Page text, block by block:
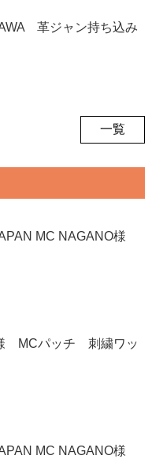
革ジャン持ち込み
一覧
MC NAGANO様
MCパッチ 刺繍ワッ
MC NAGANO様